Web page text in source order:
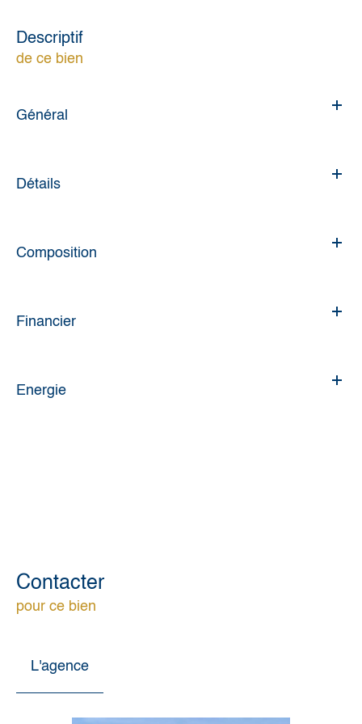
descriptif
de ce bien
Général
Détails
Composition
Financier
Energie
Contacter
pour ce bien
L'agence